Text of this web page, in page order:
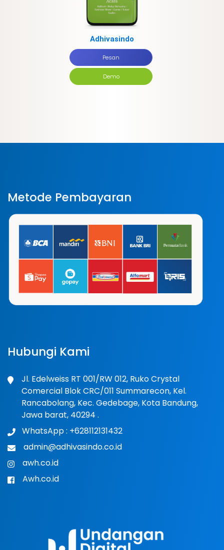
Adhivasindo
Pesan
Demo
Metode Pembayaran
Hubungi Kami
Jl. Edelweiss RT 001/RW 012, Ruko Crystal
Comercial Blok CRC/011 Summarecon, Kel.
Rancabolang, Kec. Gedebage, Kota Bandung,
Jawa barat, 40294 .
WhatsApp : +628112131432
admin@adhivasindo.co.id
awh.co.id
Awh.co.id